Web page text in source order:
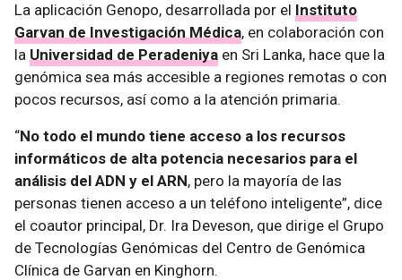
La aplicación Genopo, desarrollada por el Instituto
Garvan de Investigación Médica, en colaboración con
la Universidad de Peradeniya en Sri Lanka, hace que la
genómica sea más accesible a regiones remotas o con
pocos recursos, así como a la atención primaria.
“No todo el mundo tiene acceso a los recursos
informáticos de alta potencia necesarios para el
análisis del ADN y el ARN, pero la mayoría de las
personas tienen acceso a un teléfono inteligente”, dice
el coautor principal, Dr. Ira Deveson, que dirige el Grupo
de Tecnologías Genómicas del Centro de Genómica
Clínica de Garvan en Kinghorn.